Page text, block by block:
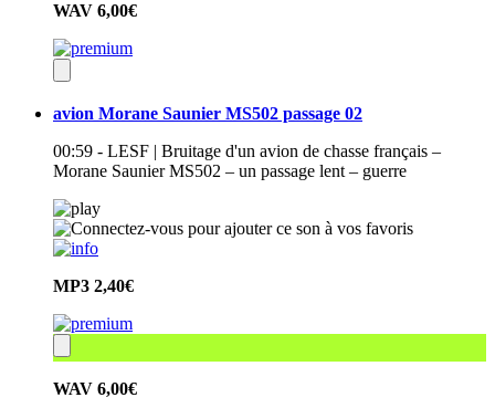
WAV 6,00€
avion Morane Saunier MS502 passage 02
00:59 - LESF | Bruitage d'un avion de chasse français –
Morane Saunier MS502 – un passage lent – guerre
MP3 2,40€
WAV 6,00€